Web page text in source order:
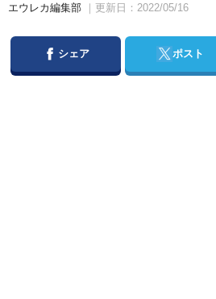
エウレカ編集部 ｜更新日：2022/05/16
Facebook
シェア Twitterポスト